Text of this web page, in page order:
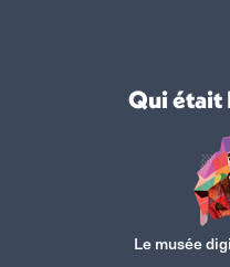
Qui était
Le musée